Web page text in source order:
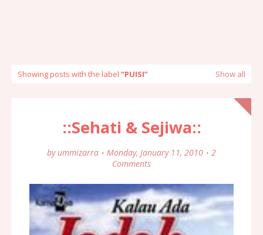
Showing posts with the label PUISI Show all
::Sehati & Sejiwa::
by ummizarra Monday, January 11, 2010
2
Comments